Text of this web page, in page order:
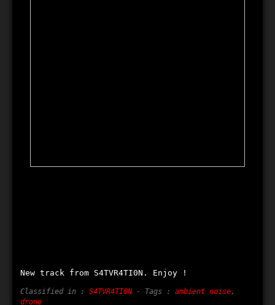
New track from S4TVR4TI0N. Enjoy !
Classified in : S4TVR4TI0N- Tags : ambient noise,
drone